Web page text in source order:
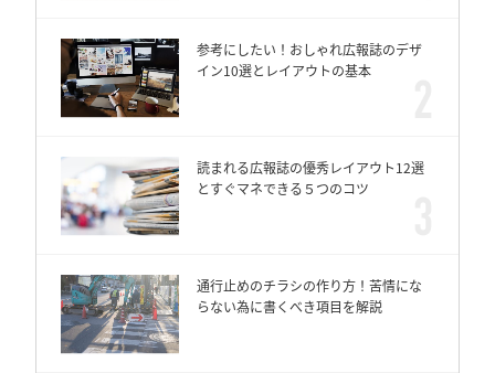
参考にしたい！おしゃれ広報誌のデザ
イン10選とレイアウトの基本
読まれる広報誌の優秀レイアウト12選
とすぐマネできる５つのコツ
通行止めのチラシの作り方！苦情にな
らない為に書くべき項目を解説